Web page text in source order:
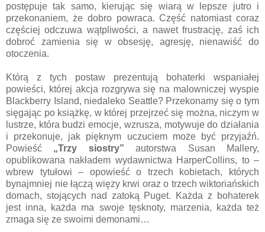
postępuje tak samo, kierując się wiarą w lepsze jutro i
przekonaniem, że dobro powraca. Część natomiast coraz
częściej odczuwa wątpliwości, a nawet frustrację, zaś ich
dobroć zamienia się w obsesję, agresję, nienawiść do
otoczenia.
Którą z tych postaw prezentują bohaterki wspaniałej
powieści, której akcja rozgrywa się na malowniczej wyspie
Blackberry Island, niedaleko Seattle? Przekonamy się o tym
sięgając po książkę, w której przejrzeć się można, niczym w
lustrze, która budzi emocje, wzrusza, motywuje do działania
i przekonuje, jak pięknym uczuciem może być przyjaźń.
Powieść „Trzy siostry” autorstwa Susan Mallery,
opublikowana nakładem wydawnictwa HarperCollins, to –
wbrew tytułowi – opowieść o trzech kobietach, których
bynajmniej nie łączą więzy krwi oraz o trzech wiktoriańskich
domach, stojących nad zatoką Puget. Każda z bohaterek
jest inna, każda ma swoje tęsknoty, marzenia, każda też
zmaga się ze swoimi demonami…